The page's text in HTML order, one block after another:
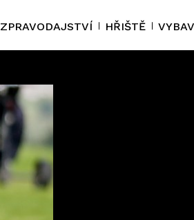
ZPRAVODAJSTVÍ HŘIŠTĚ